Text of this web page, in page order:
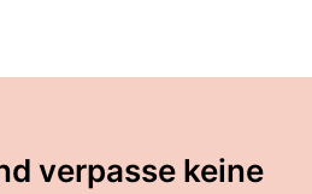
verpasse keine